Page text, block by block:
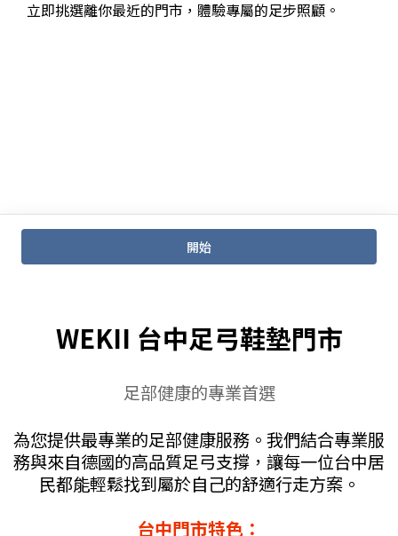
WEKII 台中足弓鞋墊門市
足部健康的專業首選
為您提供最專業的足部健康服務。我們結合專業服
務與來自德國的高品質足弓支撐，讓每一位台中居
民都能輕鬆找到屬於自己的舒適行走方案。
台中門市特色：